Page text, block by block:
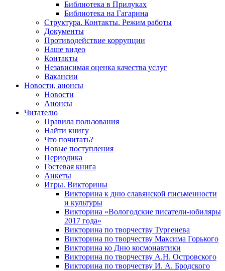
Библиотека в Прилуках
Библиотека на Гагарина
Структура. Контакты. Режим работы
Документы
Противодействие коррупции
Наше видео
Контакты
Независимая оценка качества услуг
Вакансии
Новости, анонсы
Новости
Анонсы
Читателю
Правила пользования
Найти книгу
Что почитать?
Новые поступления
Периодика
Гостевая книга
Анкеты
Игры. Викторины
Викторина к дню славянской письменности
и культуры
Викторина «Вологодские писатели-юбиляры
2017 года»
Викторина по творчеству Тургенева
Викторина по творчеству Максима Горького
Викторина ко Дню космонавтики
Викторина по творчеству А.Н. Островского
Викторина по творчеству И. А. Бродского